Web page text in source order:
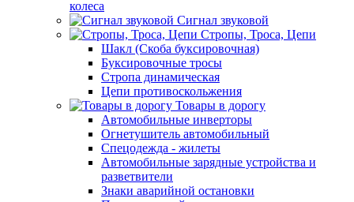
колеса
Сигнал звуковой
Стропы, Троса, Цепи
Шакл (Скоба буксировочная)
Буксировочные тросы
Стропа динамическая
Цепи противоскольжения
Товары в дорогу
Автомобильные инверторы
Огнетушитель автомобильный
Спецодежда - жилеты
Автомобильные зарядные устройства и
разветвители
Знаки аварийной остановки